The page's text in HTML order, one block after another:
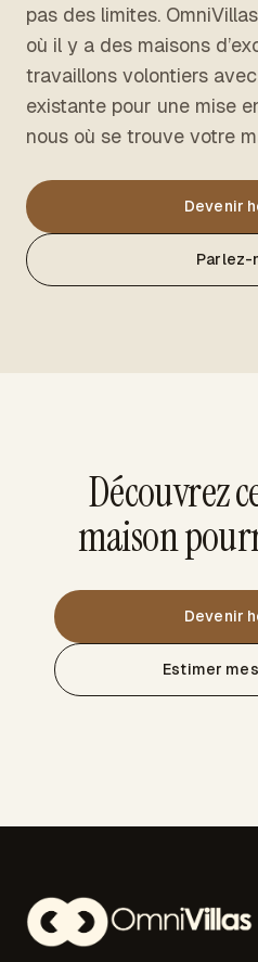
pas des limites.
où il y a des maisons
travaillons volontiers
existante pour une mise
nous où se trouve votre
Devenir
Parlez-
Découvrez
maison
Devenir
Estimer